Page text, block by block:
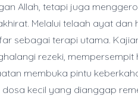
Allah, tetapi juga
Melalui telaah ayat dan
sebagai terapi utama.
rezeki, mempersempit
membuka pintu
kecil yang dianggap